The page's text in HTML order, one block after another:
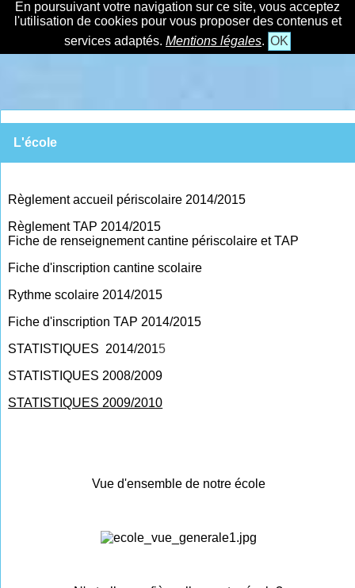
En poursuivant votre navigation sur ce site, vous acceptez
l'utilisation de cookies pour vous proposer des contenus et
services adaptés. Mentions légales. OK
L'école
Règlement accueil périscolaire 2014/2015
Règlement TAP 2014/2015
Fiche de renseignement cantine périscolaire et TAP
Fiche d'inscription cantine scolaire
Rythme scolaire 2014/2015
Fiche d'inscription TAP 2014/2015
STATISTIQUES 2014/2015
STATISTIQUES 2008/2009
STATISTIQUES 2009/2010
Vue d'ensemble de notre école